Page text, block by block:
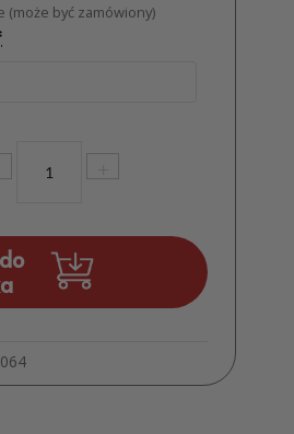
(może być zamówiony)
Podziękowanie
ślubne
MD492
+